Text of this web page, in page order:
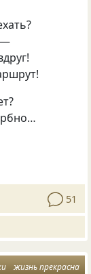
—
51
жизнь прекрасна